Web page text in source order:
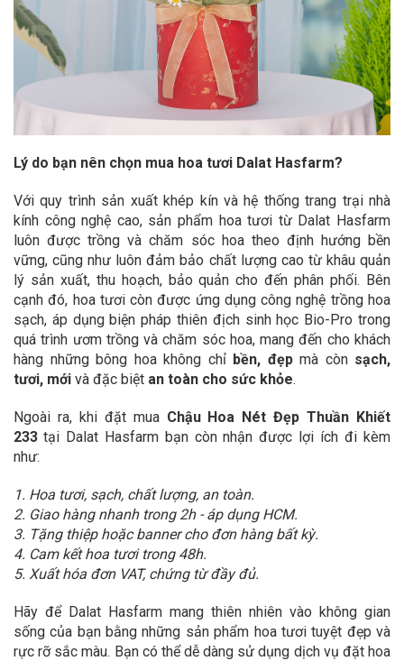
Lý do bạn nên chọn mua hoa tươi Dalat Hasfarm?
Với quy trình sản xuất khép kín và hệ thống trang trại nhà
kính công nghệ cao, sản phẩm hoa tươi từ Dalat Hasfarm
luôn được trồng và chăm sóc hoa theo định hướng bền
vững, cũng như luôn đảm bảo chất lượng cao từ khâu quản
lý sản xuất, thu hoạch, bảo quản cho đến phân phối. Bên
cạnh đó, hoa tươi còn được ứng dụng công nghệ trồng hoa
sạch, áp dụng biện pháp thiên địch sinh học Bio-Pro trong
quá trình ươm trồng và chăm sóc hoa, mang đến cho khách
hàng những bông hoa không chỉ bền, đẹpmà còn sạch,
tươi, mới và đặc biệt an toàn cho sức khỏe.
Ngoài ra, khi đặt mua Chậu Hoa Nét Đẹp Thuần Khiết
233 tại Dalat Hasfarm bạn còn nhận được lợi ích đi kèm
như:
1. Hoa tươi, sạch, chất lượng, an toàn.
2. Giao hàng nhanh trong 2h - áp dụng HCM.
3. Tặng thiệp hoặc banner cho đơn hàng bất kỳ.
4. Cam kết hoa tươi trong 48h.
5. Xuất hóa đơn VAT, chứng từ đầy đủ.
Hãy để Dalat Hasfarm mang thiên nhiên vào không gian
sống của bạn bằng những sản phẩm hoa tươi tuyệt đẹp và
rực rỡ sắc màu. Bạn có thể dễ dàng sử dụng dịch vụ đặt hoa